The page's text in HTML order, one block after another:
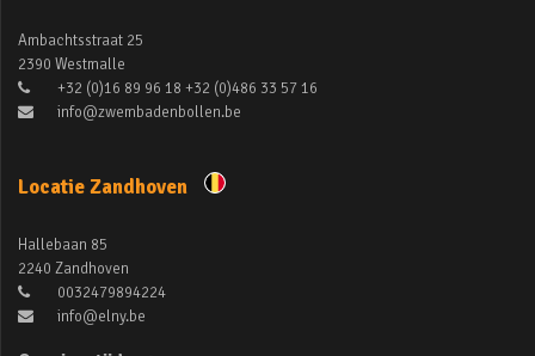
Ambachtsstraat 25
2390 Westmalle
+32 (0)16 89 96 18 +32 (0)486 33 57 16
info@zwembadenbollen.be
Locatie Zandhoven
Hallebaan 85
2240 Zandhoven
0032479894224
info@elny.be